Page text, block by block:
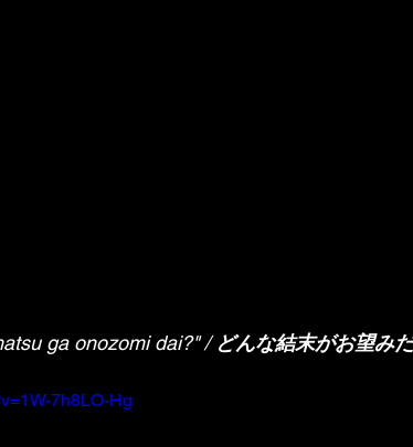
ga onozomi dai?" / どんな結末がお望み
7h8LO-Hg